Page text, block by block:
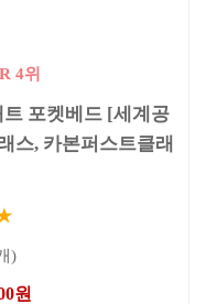
4위
포켓베드 [세계공
스, 카본퍼스트클래
)
원